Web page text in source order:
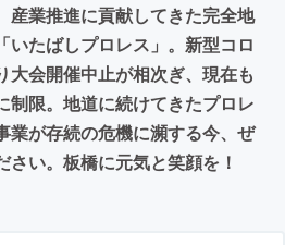
産業推進に貢献してきた完全地
いたばしプロレス」。新型コロ
大会開催中止が相次ぎ、現在も
制限。地道に続けてきたプロレ
業が存続の危機に瀕する今、ぜ
い。板橋に元気と笑顔を！